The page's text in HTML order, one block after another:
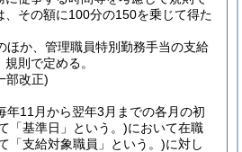
、その額に100分の150を乗じて得た
ほか、管理職員特別勤務手当の支給
則で定める。
部改正)
年11月から翌年3月までの各月の初
「基準日」という。)において在職
「支給対象職員」という。)に対し